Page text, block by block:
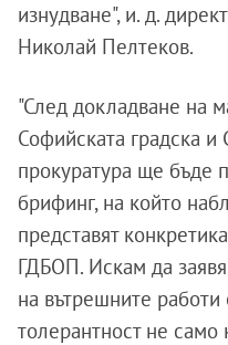
изнудване", и. д.
Николай Пелтеков.
"След докладване на
Софийската градска
прокуратура ще бъде
брифинг, на който
представят
ГДБОП. Искам да
на вътрешните
толерантност не